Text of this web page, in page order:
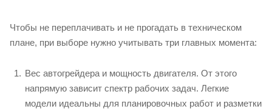
Чтобы не переплачивать и не прогадать в техническом
плане, при выборе нужно учитывать три главных момента:
Вес автогрейдера и мощность двигателя. От этого
напрямую зависит спектр рабочих задач. Легкие
модели идеальны для планировочных работ и разметки